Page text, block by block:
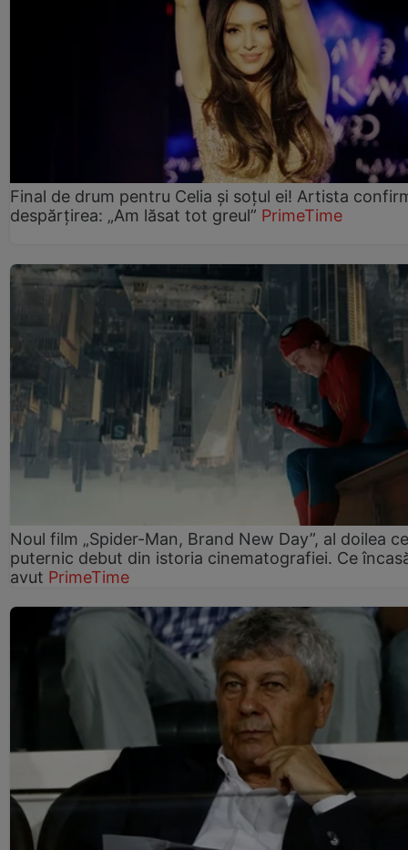
Final de drum pentru Celia și soțul ei! Artista
despărțirea: „Am lăsat tot greul” PrimeTime
Noul film „Spider-Man, Brand New Day”, al doilea
puternic debut din istoria cinematografiei. Ce
avut PrimeTime